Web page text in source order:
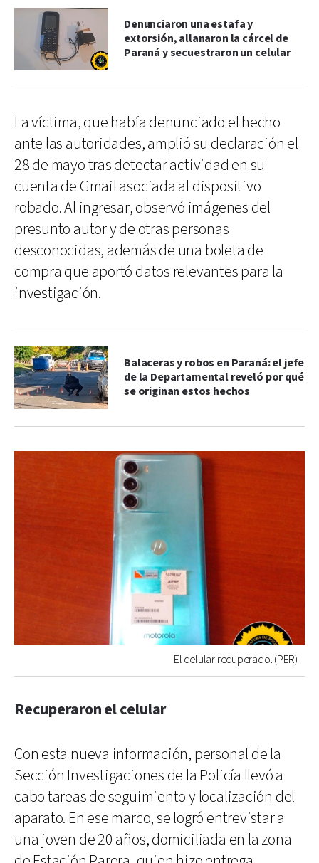
Denunciaron una estafa y
extorsión, allanaron la cárcel de
Paraná y secuestraron un celular
La víctima, que había denunciado el hecho
ante las autoridades, amplió su declaración el
28 de mayo tras detectar actividad en su
cuenta de Gmail asociada al dispositivo
robado. Al ingresar, observó imágenes del
presunto autor y de otras personas
desconocidas, además de una boleta de
compra que aportó datos relevantes para la
investigación.
Balaceras y robos en Paraná: el jefe
de la Departamental reveló por qué
se originan estos hechos
El celular recuperado. (PER)
Recuperaron el celular
Con esta nueva información, personal de la
Sección Investigaciones de la Policía llevó a
cabo tareas de seguimiento y localización del
aparato. En ese marco, se logró entrevistar a
una joven de 20 años, domiciliada en la zona